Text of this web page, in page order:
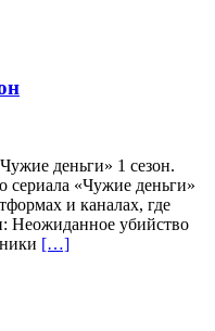
деньги» 1 сезон.
сериала «Чужие деньги»
и каналах, где
Неожиданное убийство
[…]